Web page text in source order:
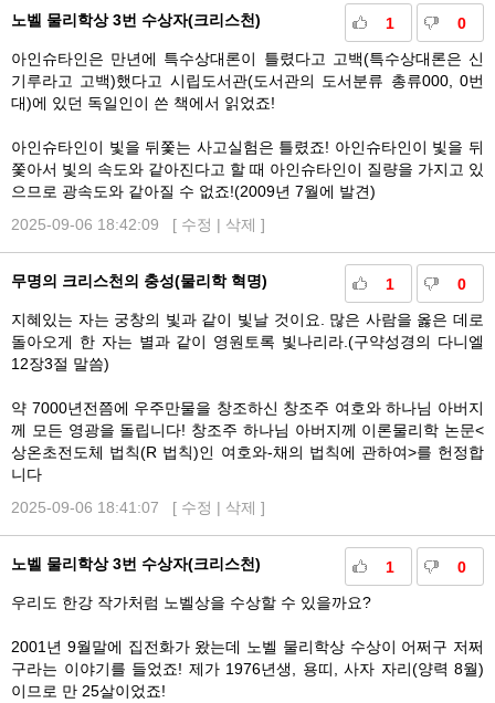
1 0
노벨 물리학상 3번 수상자(크리스천)
아인슈타인은 만년에 특수상대론이 틀렸다고 고백(특수상대론은 신
기루라고 고백)했다고 시립도서관(도서관의 도서분류 총류000, 0번
대)에 있던 독일인이 쓴 책에서 읽었죠!
아인슈타인이 빛을 뒤쫓는 사고실험은 틀렸죠! 아인슈타인이 빛을 뒤
쫓아서 빛의 속도와 같아진다고 할 때 아인슈타인이 질량을 가지고 있
으므로 광속도와 같아질 수 없죠!(2009년 7월에 발견)
2025-09-06 18:42:09 [ 수정 | 삭제 ]
1 0
무명의 크리스천의 충성(물리학 혁명)
지혜있는 자는 궁창의 빛과 같이 빛날 것이요. 많은 사람을 옳은 데로
돌아오게 한 자는 별과 같이 영원토록 빛나리라.(구약성경의 다니엘
12장3절 말씀)
약 7000년전쯤에 우주만물을 창조하신 창조주 여호와 하나님 아버지
께 모든 영광을 돌립니다! 창조주 하나님 아버지께 이론물리학 논문<
상온초전도체 법칙(R 법칙)인 여호와-채의 법칙에 관하여>를 헌정합
니다
2025-09-06 18:41:07 [ 수정 | 삭제 ]
1 0
노벨 물리학상 3번 수상자(크리스천)
우리도 한강 작가처럼 노벨상을 수상할 수 있을까요?
2001년 9월말에 집전화가 왔는데 노벨 물리학상 수상이 어쩌구 저쩌
구라는 이야기를 들었죠! 제가 1976년생, 용띠, 사자 자리(양력 8월)
이므로 만 25살이었죠!